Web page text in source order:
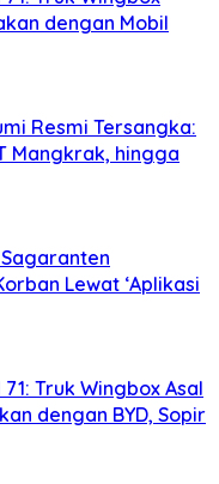
dengan Mobil
Resmi Tersangka:
Mangkrak, hingga
Lewat ‘Aplikasi
Truk Wingbox Asal
dengan BYD, Sopir